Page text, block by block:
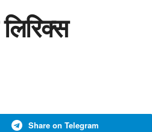
Share on Telegram